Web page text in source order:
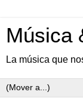
Música
La música que